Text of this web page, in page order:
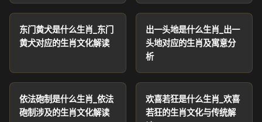
东门黄犬是什么生肖_东门
黄犬对应的生肖文化解读
出一头地是什么生肖_出一
头地对应的生肖及寓意分
析
依法砲制是什么生肖_依法
砲制涉及的生肖文化解读
欢喜若狂是什么生肖_欢喜
若狂的生肖文化与传统解